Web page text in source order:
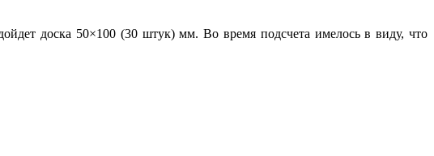
доска 50×100 (30 штук) мм. Во время подсчета имелось в виду, что